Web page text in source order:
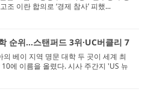
조 이란 합의로 ‘경제 참사’ 피했...
순위…스탠퍼드 3위·UC버클리 7
의 베이 지역 명문 대학 두 곳이 세계 최
에 이름을 올렸다. 시사 주간지 'US 뉴
(U.S. News an...